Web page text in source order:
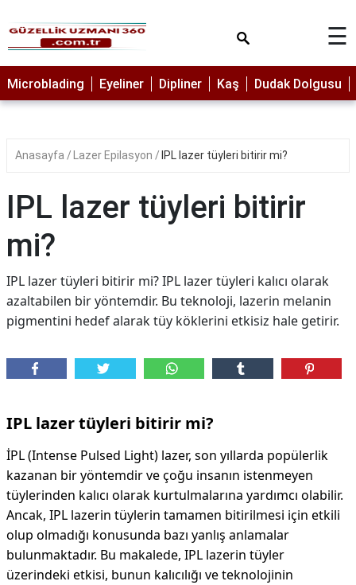
MAKYAJ
MİCROBLADİNG
LAZER
PROTEZ
PEELİNG
ERKEK
BAKIMI
☰
Microblading Eyeliner Dipliner Kaş Dudak Dolgusu
Anasayfa Lazer Epilasyon IPL lazer tüyleri bitirir mi?
IPL lazer tüyleri bitirir
mi?
IPL lazer tüyleri bitirir mi? IPL lazer tüyleri kalıcı olarak
azaltabilen bir yöntemdir. Bu teknoloji, lazerin melanin
pigmentini hedef alarak tüy köklerini etkisiz hale getirir.
IPL lazer tüyleri bitirir mi?
İPL (Intense Pulsed Light) lazer, son yıllarda popülerlik
kazanan bir yöntemdir ve çoğu insanın istenmeyen
tüylerinden kalıcı olarak kurtulmalarına yardımcı olabilir.
Ancak, IPL lazerin tüylerin tamamen bitirilmesi için etkili
olup olmadığı konusunda bazı yanlış anlamalar
bulunmaktadır. Bu makalede, IPL lazerin tüyler
üzerindeki etkisi, bunun kalıcılığı ve teknolojinin